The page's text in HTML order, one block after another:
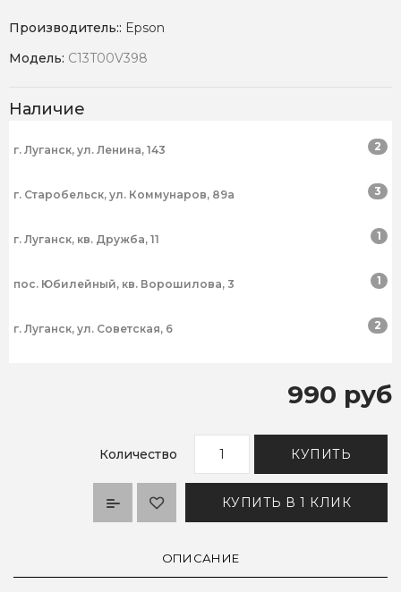
Производитель:: Epson
Модель: C13T00V398
Наличие
г. Луганск, ул. Ленина, 143 2
г. Старобельск, ул. Коммунаров, 89а 3
г. Луганск, кв. Дружба, 11 1
пос. Юбилейный, кв. Ворошилова, 3 1
г. Луганск, ул. Советская, 6 2
990 руб
Количество КУПИТЬ
КУПИТЬ В 1 КЛИК
ОПИСАНИЕ